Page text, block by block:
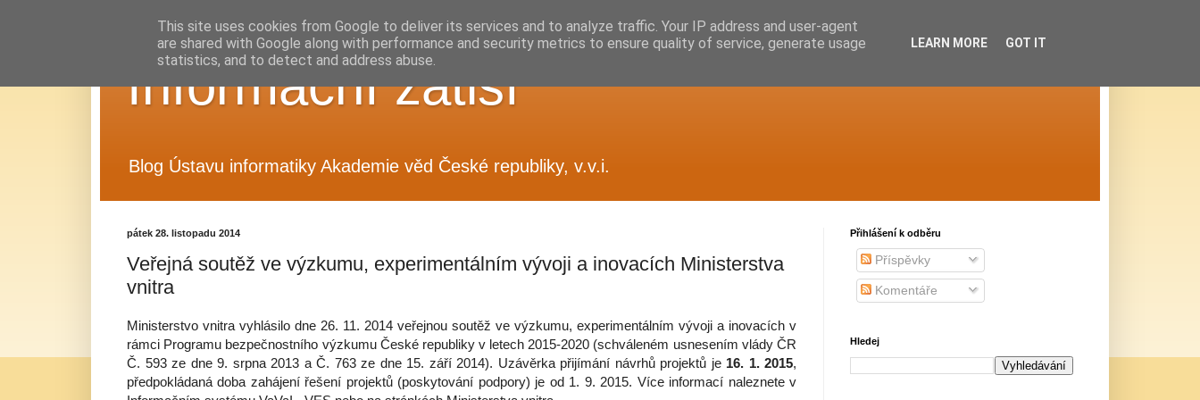
Informační zátiší
Blog Ústavu informatiky Akademie věd České republiky, v.v.i.
pátek 28. listopadu 2014
Veřejná soutěž ve výzkumu, experimentálním vývoji a inovacích Ministerstva
vnitra
Ministerstvo vnitra vyhlásilo dne 26. 11. 2014 veřejnou soutěž ve výzkumu, experimentálním vývoji a inovacích v
rámci Programu bezpečnostního výzkumu České republiky v letech 2015-2020 (schváleném usnesením vlády ČR
Č. 593 ze dne 9. srpna 2013 a Č. 763 ze dne 15. září 2014). Uzávěrka přijímání návrhů projektů je 16. 1. 2015,
předpokládaná doba zahájení řešení projektů (poskytování podpory) je od 1. 9. 2015. Více informací naleznete v
Přihlášení k odběru
Příspěvky
Komentáře
Hledej
This site uses cookies from Google to deliver its services and to analyze traffic. Your IP address and user-agent
are shared with Google along with performance and security metrics to ensure quality of service, generate usage
statistics, and to detect and address abuse.
LEARN MORE GOT IT